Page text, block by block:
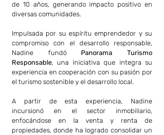
de 10 años, generando impacto positivo en
diversas comunidades.
Impulsada por su espíritu emprendedor y su
compromiso con el desarrollo responsable,
Nadine fundó Panorama Turismo
Responsable, una iniciativa que integra su
experiencia en cooperación con su pasión por
el turismo sostenible y el desarrollo local.
A partir de esta experiencia, Nadine
incursionó en el sector inmobiliario,
enfocándose en la venta y renta de
propiedades, donde ha logrado consolidar un